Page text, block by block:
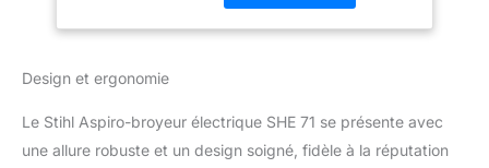
convertible en souffleur.
Passage du mode
buse plate.
Design et ergonomie
Le Stihl Aspiro-broyeur électrique SHE 71 se présente avec
une allure robuste et un design soigné, fidèle à la réputation